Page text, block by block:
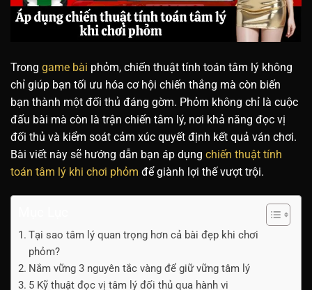
Trong game bài phỏm, chiến thuật tính toán tâm lý không
chỉ giúp bạn tối ưu hóa cơ hội chiến thắng mà còn biến
bạn thành một đối thủ đáng gờm. Phỏm không chỉ là cuộc
đấu bài mà còn là trận chiến tâm lý, nơi khả năng đọc vị
đối thủ và kiểm soát cảm xúc quyết định kết quả ván chơi.
Bài viết này sẽ hướng dẫn bạn áp dụng chiến thuật tính
toán tâm lý khi chơi phỏm để giành lợi thế vượt trội.
Tại sao tâm lý quan trọng hơn cả bài đẹp khi chơi
phỏm?
Nắm vững 3 nguyên tắc vàng để giữ vững tâm lý
5 Kỹ thuật đọc vị tâm lý đối thủ qua hành vi